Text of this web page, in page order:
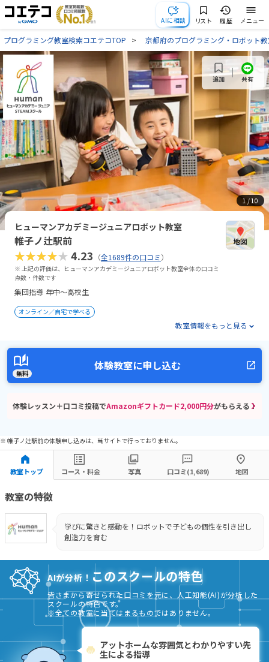
AIに相談 リスト 履歴 メニュー
プログラミング教室検索コエテコTOP 京都府のプログラミング・ロボット
1/ 10
追加 共有
ヒューマンアカデミージュニアロボット教室
帷子ノ辻駅前
★★★★★4.23 （全1689件の口コミ）
※ 上記の評価は、ヒューマンアカデミージュニアロボット教室全体の口コミ
点数・件数です
集団指導 年中～高校生
オンライン／自宅で学べる
教室情報をもっと見る
無料
体験教室に申し込む
体験レッスン＋口コミ投稿でAmazonギフトカード2,000円分がもらえる！
※ 帷子ノ辻駅前の体験申し込みは、当サイトで行っておりません。
教室トップ コース・料金 写真 口コミ(1,689) 地図
教室の特徴
学びに驚きと感動を！ロボットで子どもの個性を引き出し
創造力を育む
AIが分析！ このスクールの特色
皆さまから寄せられた口コミを元に、人工知能(AI)が分析した
スクールの特色です。
※全ての教室に当てはまるものではありません。
アットホームな雰囲気とわかりやすい先
生による指導